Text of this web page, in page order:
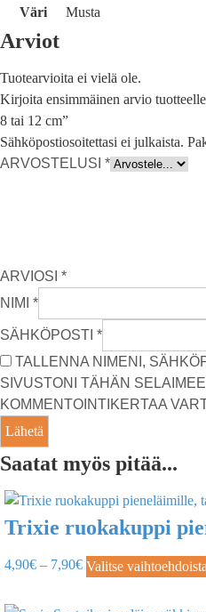
Väri
Musta
Arviot
Tuotearvioita ei vielä ole.
Kirjoita ensimmäinen arvio
8 tai 12 cm”
Sähköpostiosoitettasi ei julkaista.
ARVOSTELUSI *
ARVIOSI *
NIMI *
SÄHKÖPOSTI *
TALLENNA NIMENI,
SIVUSTONI TÄHÄN
KOMMENTOINTIKERTAA
Saatat myös pitää...
Trixie ruokakuppi
4,90€ – 7,90€ Valitse vaihtoehdoista